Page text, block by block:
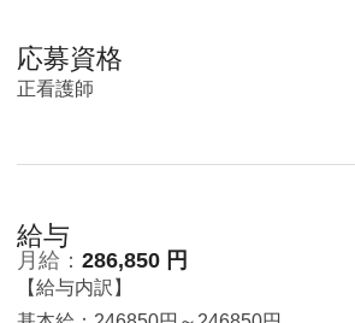
応募資格
正看護師
給与
月給： 286,850 円
【給与内訳】